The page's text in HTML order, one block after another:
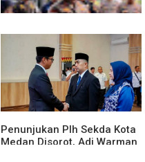
Kunker Perdana ke
Entikong, Kapolres Sanggau:
Keamanan Perbatasan
Tanggung Jawab Bersama
Penunjukan Plh Sekda Kota
Medan Disorot, Adi Warman